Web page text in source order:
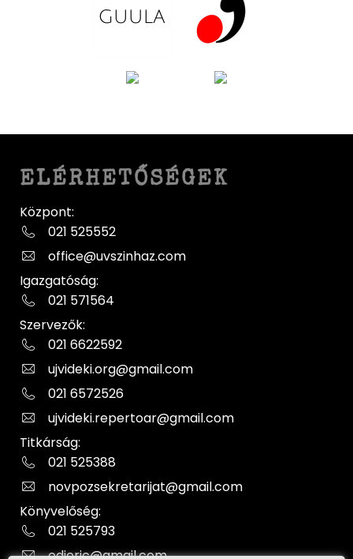
ELÉRHETŐSÉGEK
Központ:
021 525552
office@uvszinhaz.com
Igazgatóság:
021 571564
Szervezők:
021 6622592
ujvideki.org@gmail.com
021 6572526
ujvideki.repertoar@gmail.com
Titkárság:
021 525388
novpozsekretarijat@gmail.com
Könyvelőség:
021 525793
odjeric@gmail.com